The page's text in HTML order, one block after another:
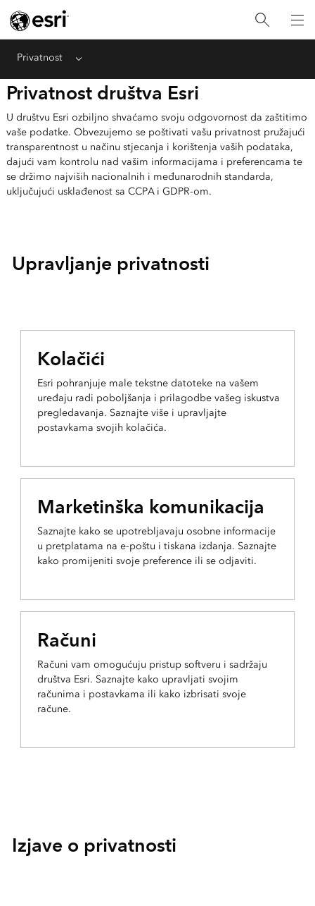
Privatnost Menu
Privatnost društva Esri
U društvu Esri ozbiljno shvaćamo svoju odgovornost da zaštitimo
vaše podatke. Obvezujemo se poštivati vašu privatnost pružajući
transparentnost u načinu stjecanja i korištenja vaših podataka,
dajući vam kontrolu nad vašim informacijama i preferencama te
se držimo najviših nacionalnih i međunarodnih standarda,
uključujući usklađenost sa CCPA i GDPR-om.
Upravljanje privatnosti
Kolačići
Esri pohranjuje male tekstne datoteke na vašem
uređaju radi poboljšanja i prilagodbe vašeg iskustva
pregledavanja. Saznajte više i upravljajte
postavkama svojih kolačića.
Marketinška komunikacija
Saznajte kako se upotrebljavaju osobne informacije
u pretplatama na e-poštu i tiskana izdanja. Saznajte
kako promijeniti svoje preference ili se odjaviti.
Računi
Računi vam omogućuju pristup softveru i sadržaju
društva Esri. Saznajte kako upravljati svojim
računima i postavkama ili kako izbrisati svoje
račune.
Izjave o privatnosti